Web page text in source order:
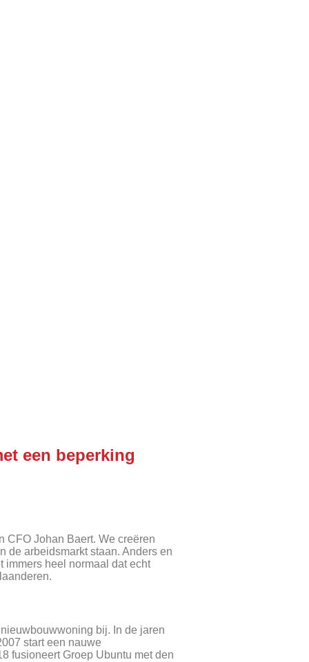
een beperking
CFO Johan Baert. We creëren
de arbeidsmarkt staan. Anders en
immers heel normaal dat echt
bij. In de jaren
start een nauwe
fusioneert Groep Ubuntu met den